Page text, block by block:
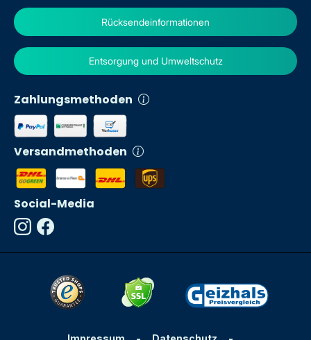
Zahlungsmethoden
Versandmethoden
Rücksendeinformationen
Entsorgung und Umweltschutz
Social-Media